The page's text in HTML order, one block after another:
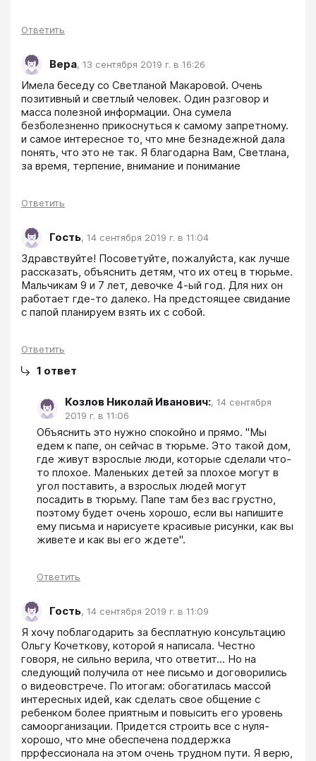
Ответить
Вера, 13 сентября 2019 г. в 16:26
Имела беседу со Светланой Макаровой. Очень
позитивный и светлый человек. Один разговор и
масса полезной информации. Она сумела
безболезненно прикоснуться к самому запретному.
и самое интересное то, что мне безнадежной дала
понять, что это не так. Я благодарна Вам, Светлана,
за время, терпение, внимание и понимание
Ответить
Гость, 14 сентября 2019 г. в 11:04
Здравствуйте! Посоветуйте, пожалуйста, как лучше
рассказать, объяснить детям, что их отец в тюрьме.
Мальчикам 9 и 7 лет, девочке 4-ый год. Для них он
работает где-то далеко. На предстоящее свидание
с папой планируем взять их с собой.
Ответить
1 ответ
Козлов Николай Иванович:, 14 сентября
2019 г. в 11:06
Объяснить это нужно спокойно и прямо. "Мы
едем к папе, он сейчас в тюрьме. Это такой дом,
где живут взрослые люди, которые сделали что-
то плохое. Маленьких детей за плохое могут в
угол поставить, а взрослых людей могут
посадить в тюрьму. Папе там без вас грустно,
поэтому будет очень хорошо, если вы напишите
ему письма и нарисуете красивые рисунки, как вы
живете и как вы его ждете".
Ответить
Гость, 14 сентября 2019 г. в 11:09
Я хочу поблагодарить за бесплатную консультацию
Ольгу Кочеткову, которой я написала. Честно
говоря, не сильно верила, что ответит... Но на
следующий получила от нее письмо и договорились
о видеовстрече. По итогам: обогатилась массой
интересных идей, как сделать свое общение с
ребенком более приятным и повысить его уровень
самоорганизации. Придется строить все с нуля-
хорошо, что мне обеспечена поддержка
пррфессионала на этом очень трудном пути. Я верю,